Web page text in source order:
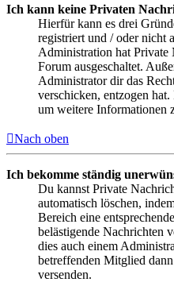
Ich kann keine Privaten
Hierfür kann es drei
registriert und / oder nicht
Administration hat Private
Forum ausgeschaltet.
Administrator dir das
verschicken, entzogen
um weitere Informationen
Nach oben
Ich bekomme ständig
Du kannst Private
automatisch löschen,
Bereich eine
belästigende Nachrichten
dies auch einem
betreffenden Mitglied
versenden.